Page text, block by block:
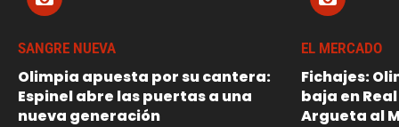
SANGRE NUEVA
Olimpia apuesta por su cantera:
Espinel abre las puertas a una
nueva generación
EL MERCADO
Fichajes:
baja en
Argueta al